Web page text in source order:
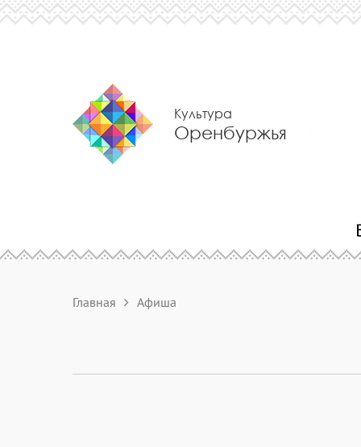
Культура
Оренбуржья
Главная Афиша